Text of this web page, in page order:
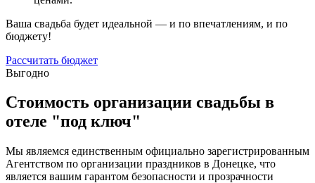
Ваша свадьба будет идеальной — и по впечатлениям, и по
бюджету!
Рассчитать бюджет
Выгодно
Стоимость организации свадьбы в
отеле "под ключ"
Мы являемся единственным официально зарегистрированным
Агентством по организации праздников в Донецке, что
является вашим гарантом безопасности и прозрачности